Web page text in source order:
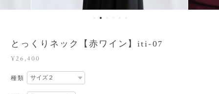
とっくりネック【赤ワイン】iti-07
¥26,400
種類